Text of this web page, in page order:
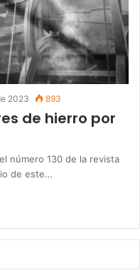
2023 893
de hierro por
número 130 de la revista
de este…